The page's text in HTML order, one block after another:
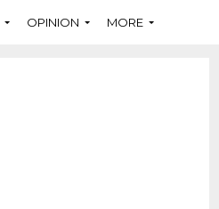
OPINION MORE